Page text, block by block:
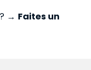
→ Faites un